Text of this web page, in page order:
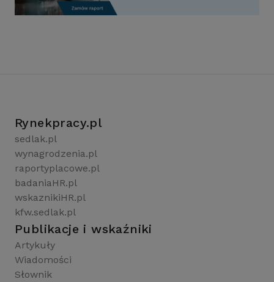
Rynekpracy.pl
sedlak.pl
wynagrodzenia.pl
raportyplacowe.pl
badaniaHR.pl
wskaznikiHR.pl
kfw.sedlak.pl
Publikacje i wskaźniki
Artykuły
Wiadomości
Słownik